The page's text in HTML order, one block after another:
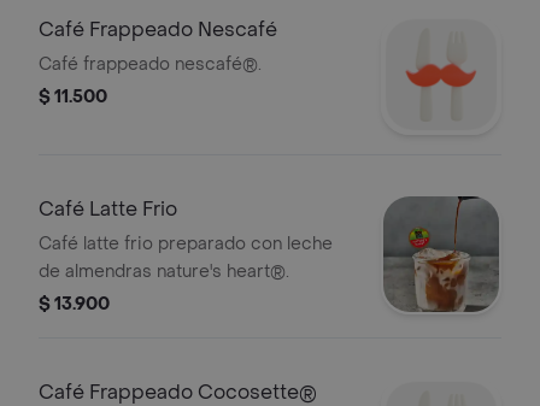
Café Frappeado Nescafé
Café frappeado nescafé®.
$ 11.500
Café Latte Frio
Café latte frio preparado con leche
de almendras nature's heart®.
$ 13.900
Café Frappeado Cocosette®